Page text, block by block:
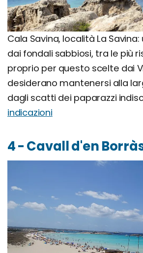
Cala Savina, località La
dai fondali sabbiosi, tra le più
proprio per questo scelte dai
desiderano mantenersi alla
dagli scatti dei paparazzi
indicazioni
4 - Cavall d'en